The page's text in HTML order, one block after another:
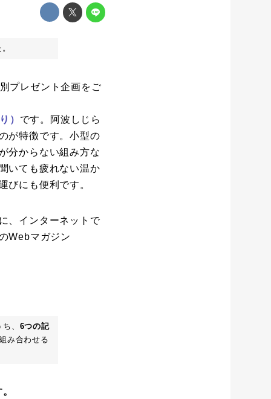
プレゼント企画をご
） です。阿波しじら
が特徴です。小型の
分からない組み方な
いても疲れない温か
びにも便利です。
、インターネットで
Webマガジン
、 6つの記
み合わせる